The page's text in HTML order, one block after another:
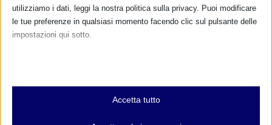
CALENDARIO EVENTI
utilizziamo i dati, leggi la nostra politica sulla privacy. Puoi modificare
le tue preferenze in qualsiasi momento facendo clic sul pulsante delle
impostazioni qui sotto.
Essenziali
I cookie e i servizi essenziali abilitano le funzioni di base e sono
Accetta tutto